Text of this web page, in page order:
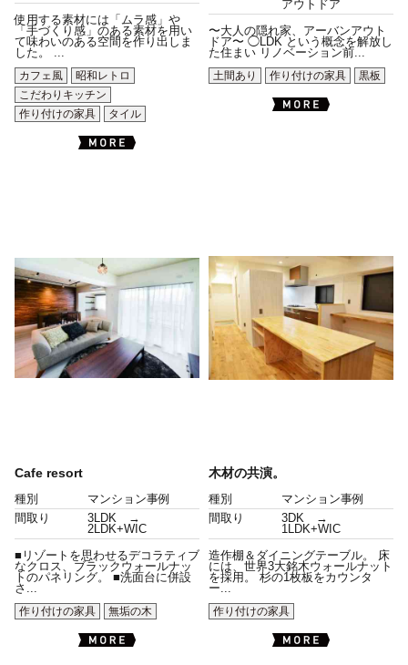
使用する素材には「ムラ感」や
「手づくり感」のある素材を用い
て味わいのある空間を作り出しま
した。 ...
カフェ風
昭和レトロ
こだわりキッチン
作り付けの家具
タイル
アウトドア
〜大人の隠れ家、アーバンアウト
ドア〜 ◯LDK という概念を解放し
た住まい リノベーション前...
土間あり
作り付けの家具 黒板
Cafe resort
種別
マンション事例
間取り
3LDK →
2LDK+WIC
■リゾートを思わせるデコラティブ
なクロス、ブラックウォールナッ
トのパネリング。 ■洗面台に併設
さ...
作り付けの家具
無垢の木
木材の共演。
種別
マンション事例
間取り
3DK →
1LDK+WIC
造作棚＆ダイニングテーブル。 床
には、世界3大銘木ウォールナット
を採用。 杉の1枚板をカウンタ
ー...
作り付けの家具